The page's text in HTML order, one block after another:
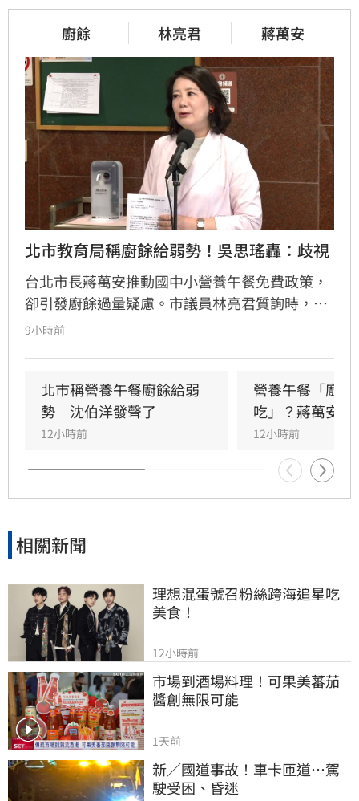
廚餘 林亮君 蔣萬安
北市教育局稱廚餘給弱勢！吳思瑤轟：歧視
台北市長蔣萬安推動國中小營養午餐免費政策，
卻引發廚餘過量疑慮。市議員林亮君質詢時，教
育局長湯志民拋出將剩餘廚餘與剩食送交「食物
蔣市府就是欺凌弱勢的政府，「蔣萬安還有臉講
食安？」
9小時前
北市稱營養午餐廚餘給弱
勢　沈伯洋發聲了
12小時前
營養午餐「廚
吃」？蔣萬安回
12小時前
相關新聞
理想混蛋號召粉絲跨海追星吃
美食！
12小時前
市場到酒場料理！可果美蕃茄
醬創無限可能
1天前
新／國道事故！車卡匝道…駕
駛受困、昏迷